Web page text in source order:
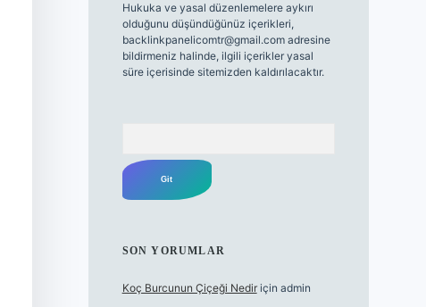
Hukuka ve yasal düzenlemelere aykırı
olduğunu düşündüğünüz içerikleri,
backlinkpanelicomtr@gmail.comadresine
bildirmeniz halinde, ilgili içerikler yasal
süre içerisinde sitemizden kaldırılacaktır.
SON YORUMLAR
Koç Burcunun Çiçeği Nediriçin admin